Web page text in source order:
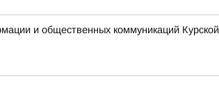
и общественных коммуникаций